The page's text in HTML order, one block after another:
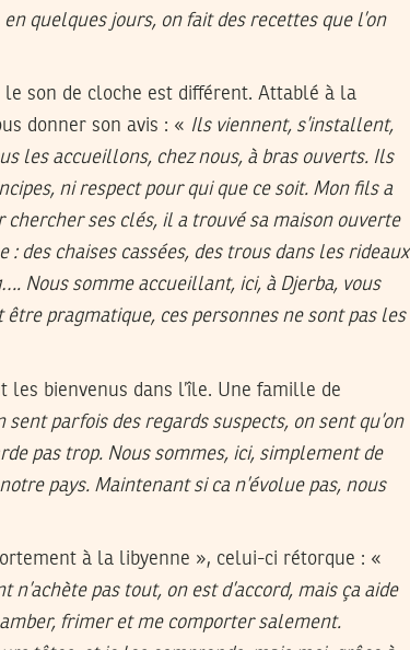
quelques jours, on fait des recettes que l’on
son de cloche est différent. Attablé à la
donner son avis : « Ils viennent, s’installent,
les accueillons, chez nous, à bras ouverts. Ils
ni respect pour qui que ce soit. Mon fils a
ses clés, il a trouvé sa maison ouverte
des chaises cassées, des trous dans les rideaux
Nous somme accueillant, ici, à Djerba, vous
pragmatique, ces personnes ne sont pas les
les bienvenus dans l’île. Une famille de
sent parfois des regards suspects, on sent qu’on
pas trop. Nous sommes, ici, simplement de
pays. Maintenant si ca n’évolue pas, nous
à la libyenne », celui-ci rétorque : «
pas tout, on est d’accord, mais ça aide
frimer et me comporter salement.